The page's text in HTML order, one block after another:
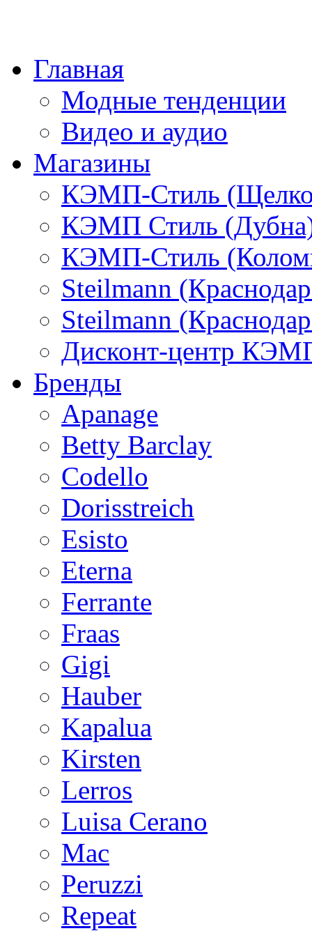
Главная
Модные тенденции
Видео и аудио
Магазины
КЭМП-Стиль
КЭМП Стиль
КЭМП-Стиль
Steilmann
Steilmann
Дисконт-центр
Бренды
Apanage
Betty Barclay
Codello
Dorisstreich
Esisto
Eterna
Ferrante
Fraas
Gigi
Hauber
Kapalua
Kirsten
Lerros
Luisa Cerano
Mac
Peruzzi
Repeat